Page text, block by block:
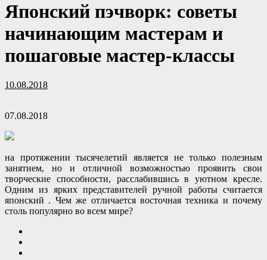
Японский пэчворк: советы
начинающим мастерам и
пошаговые мастер-классы
10.08.2018
07.08.2018
на протяжении тысячелетий является не только полезным
занятием, но и отличной возможностью проявить свои
творческие способности, расслабившись в уютном кресле.
Одним из ярких представителей ручной работы считается
японский . Чем же отличается восточнаятехника и почему
столь популярно во всем мире?